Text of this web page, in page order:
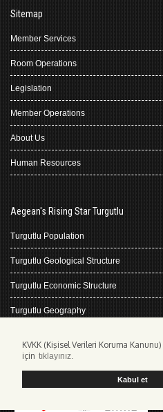
KVKK (Kişisel Verileri Koruma
için tıklayınız.
Kabul et
Sitemap
Member Services
Room Operations
Legislation
Member Operations
About Us
Human Resources
Aegean's Rising Star Turgutlu
Turgutlu Population
Turgutlu Geological Structure
Turgutlu Economic Structure
Turgutlu Geography
Climate Turgutlu